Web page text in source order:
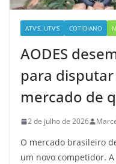
ATV'S, UTV'S COTIDIANO
AODES
para
mercado de
2 de julho de 2026
O mercado brasileiro
um novo competidor. A